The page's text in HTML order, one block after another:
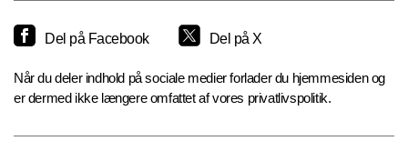
Del på Facebook Del på X
Når du deler indhold på sociale medier forlader du hjemmesiden og
er dermed ikke længere omfattet af vores privatlivspolitik.